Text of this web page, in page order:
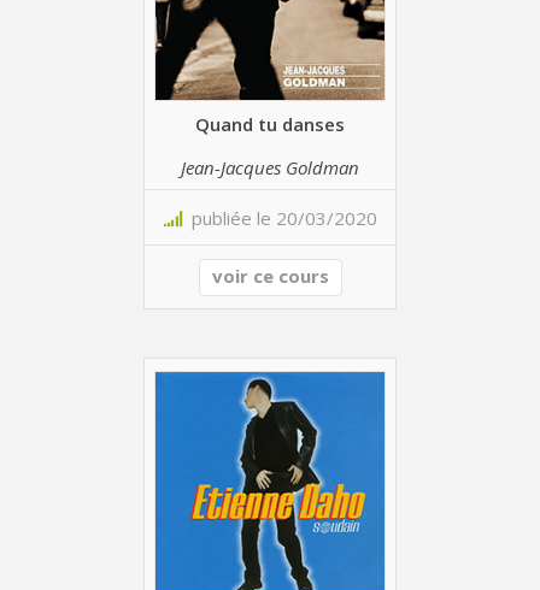
Quand tu danses
Jean-Jacques Goldman
publiée le 20/03/2020
voir ce cours